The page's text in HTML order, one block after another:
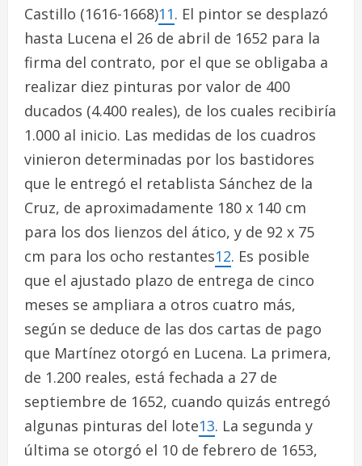
Castillo (1616-1668)11. El pintor se desplazó
hasta Lucena el 26 de abril de 1652 para la
firma del contrato, por el que se obligaba a
realizar diez pinturas por valor de 400
ducados (4.400 reales), de los cuales recibiría
1.000 al inicio. Las medidas de los cuadros
vinieron determinadas por los bastidores
que le entregó el retablista Sánchez de la
Cruz, de aproximadamente 180 x 140 cm
para los dos lienzos del ático, y de 92 x 75
cm para los ocho restantes12. Es posible
que el ajustado plazo de entrega de cinco
meses se ampliara a otros cuatro más,
según se deduce de las dos cartas de pago
que Martínez otorgó en Lucena. La primera,
de 1.200 reales, está fechada a 27 de
septiembre de 1652, cuando quizás entregó
algunas pinturas del lote13. La segunda y
última se otorgó el 10 de febrero de 1653,